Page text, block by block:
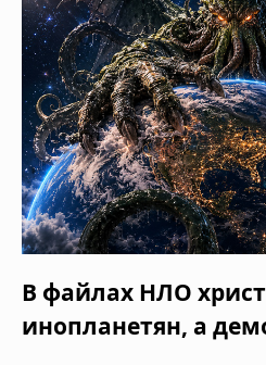
В файлах НЛО
инопланетян, а